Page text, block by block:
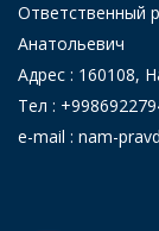
Ответственный
Анатольевич
Адрес : 160108,
Тел :
e-mail : nam-